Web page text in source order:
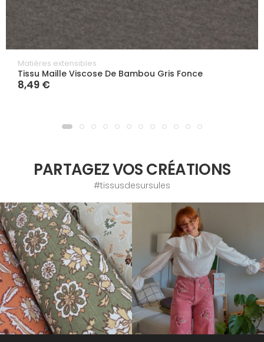
Matières extensibles
Tissu Maille Viscose De Bambou Gris Fonce
8,49 €
PARTAGEZ VOS CRÉATIONS
#tissusdesursules